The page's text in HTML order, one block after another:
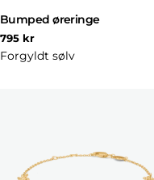
Bumped øreringe
Normal
pris
795 kr
Forgyldt sølv